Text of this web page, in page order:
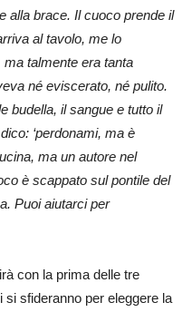
alla brace. Il cuoco prende il
al tavolo, me lo
talmente era tanta
né eviscerato, né pulito.
budella, il sangue e tutto il
‘perdonami, ma è
ma un autore nel
è scappato sul pontile del
Puoi aiutarci per
con la prima delle tre
sfideranno per eleggere la